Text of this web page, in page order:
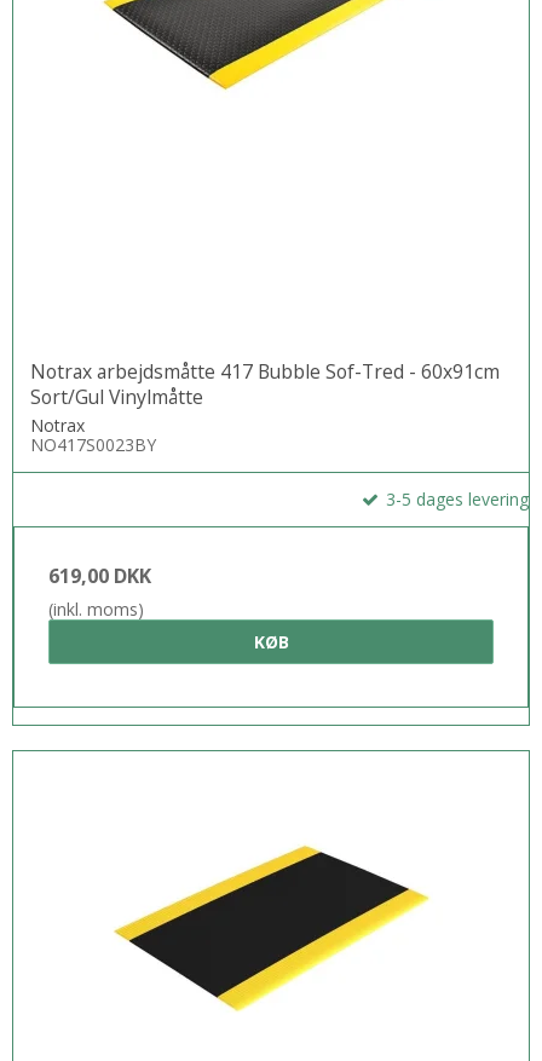
Notrax arbejdsmåtte 417 Bubble Sof-Tred - 60x91cm
Sort/Gul Vinylmåtte
Notrax
NO417S0023BY
3-5 dages levering
619,00 DKK
(inkl. moms)
KØB